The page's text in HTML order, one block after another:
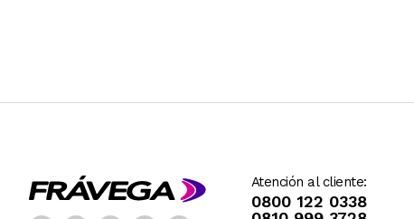
Atención al cliente:
0800 122 0338